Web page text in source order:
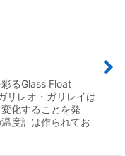
るGlass Float
リレオ・ガリレイは
化することを発
度計は作られてお